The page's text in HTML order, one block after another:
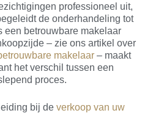
professioneel uit,
de onderhandeling tot
een betrouwbare makelaar
– zie ons artikel over
makelaar – maakt
het verschil tussen een
proces.
bij deverkoop van uw